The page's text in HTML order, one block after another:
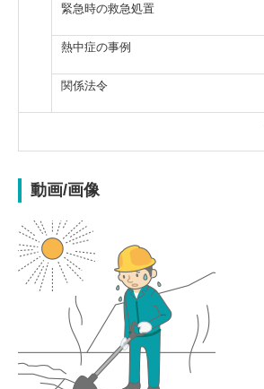
緊急時の救急処置
熱中症の事例
関係法令
動画/画像